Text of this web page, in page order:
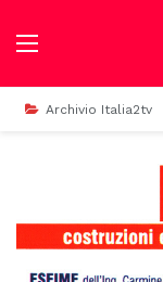
Archivio Italia2tv